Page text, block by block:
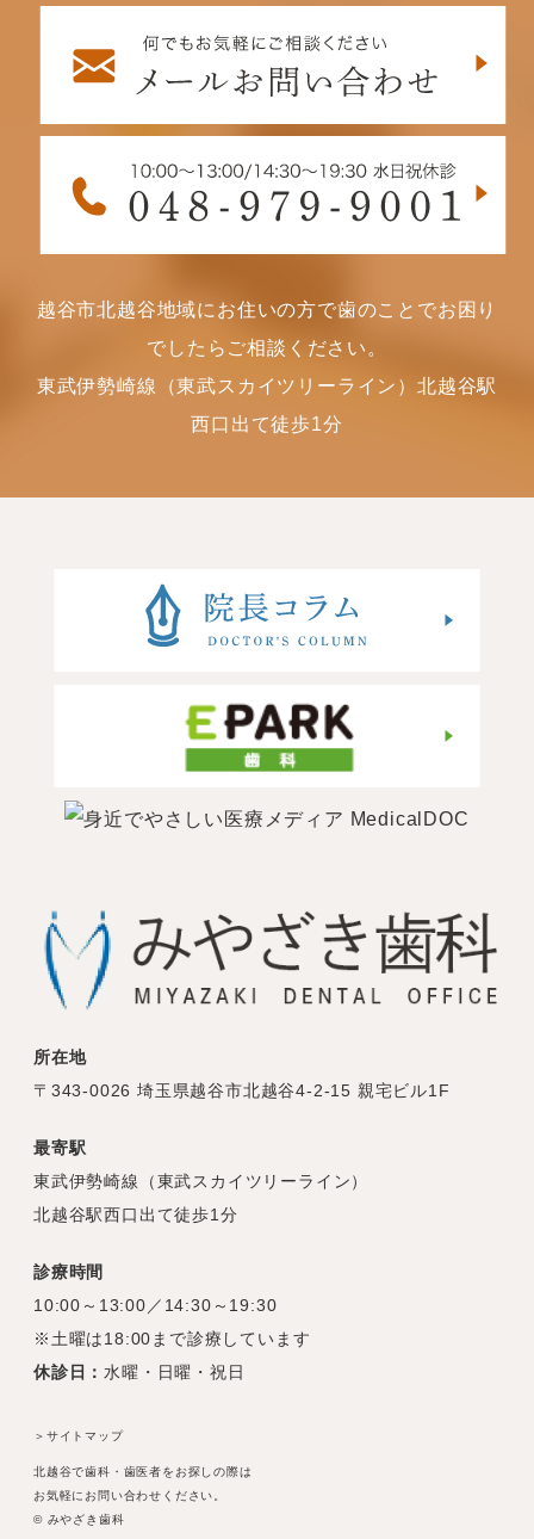
越谷市北越谷地域にお住いの方で歯のことでお困り
でしたらご相談ください。
東武伊勢崎線（東武スカイツリーライン）北越谷駅
西口出て徒歩1分
所在地
〒343-0026 埼玉県越谷市北越谷4-2-15 親宅ビル1F
最寄駅
東武伊勢崎線（東武スカイツリーライン）
北越谷駅西口出て徒歩1分
診療時間
10:00～13:00／14:30～19:30
※土曜は18:00まで診療しています
休診日：水曜・日曜・祝日
＞サイトマップ
北越谷で歯科・歯医者をお探しの際は
お気軽にお問い合わせください。
© みやざき歯科